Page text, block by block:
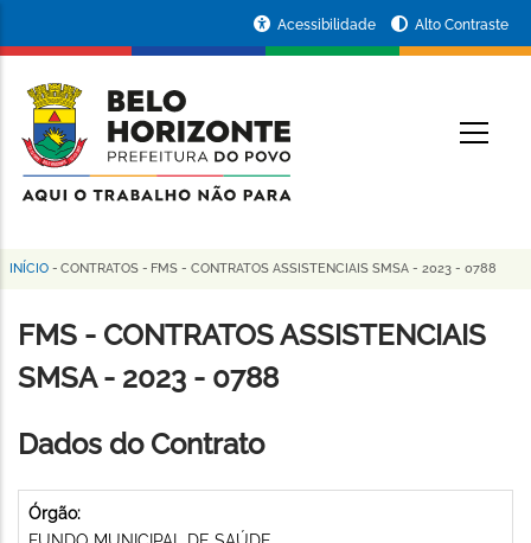
conteúdo
principal
da
Prefeitura
de
Horizonte
Acessibilidade Alto Contraste
Trilha
de
navegação
INÍCIO - CONTRATOS - FMS - CONTRATOS ASSISTENCIAIS SMSA - 2023 - 0788
FMS - CONTRATOS ASSISTENCIAIS
SMSA - 2023 - 0788
Dados do Contrato
Órgão: